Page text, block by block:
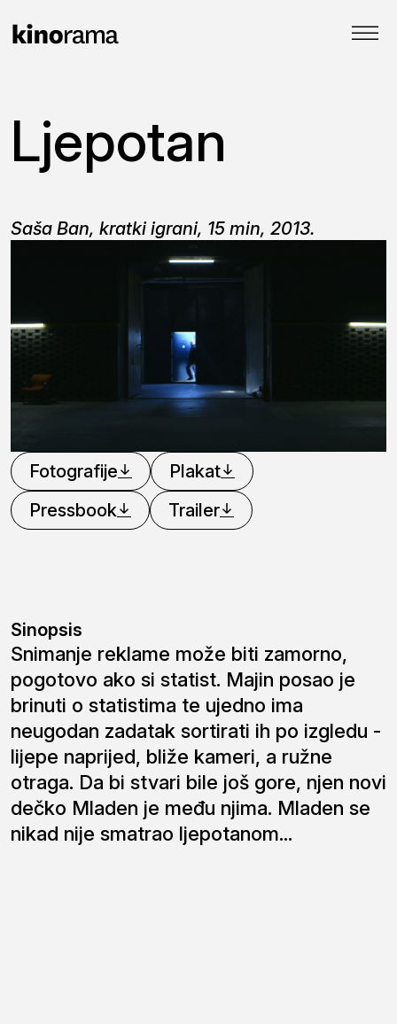
Ljepotan
Saša Ban, kratki igrani, 15 min, 2013.
Fotografije
Plakat
Pressbook
Trailer
Sinopsis
Snimanje reklame može biti zamorno,
pogotovo ako si statist. Majin posao je
brinuti o statistima te ujedno ima
neugodan zadatak sortirati ih po izgledu -
lijepe naprijed, bliže kameri, a ružne
otraga. Da bi stvari bile još gore, njen novi
dečko Mladen je među njima. Mladen se
nikad nije smatrao ljepotanom...